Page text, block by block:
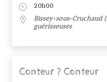
20h00
Bissey-sous-Cruchaud
guérisseuses
Conteur ? Conteur